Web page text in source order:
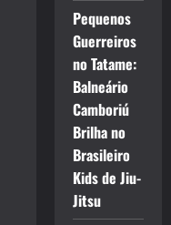
Pequenos
Guerreiros
no Tatame:
Balneário
Camboriú
Brilha no
Brasileiro
Kids de Jiu-
Jitsu